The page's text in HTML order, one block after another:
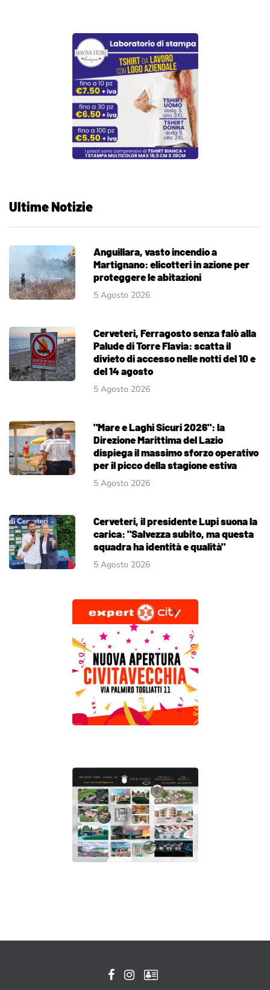
Ultime Notizie
Anguillara, vasto incendio a
Martignano: elicotteri in azione per
proteggere le abitazioni
5 Agosto 2026
Cerveteri, Ferragosto senza falò alla
Palude di Torre Flavia: scatta il
divieto di accesso nelle notti del 10 e
del 14 agosto
5 Agosto 2026
"Mare e Laghi Sicuri 2026": la
Direzione Marittima del Lazio
dispiega il massimo sforzo operativo
per il picco della stagione estiva
5 Agosto 2026
Cerveteri, il presidente Lupi suona la
carica: "Salvezza subito, ma questa
squadra ha identità e qualità"
5 Agosto 2026